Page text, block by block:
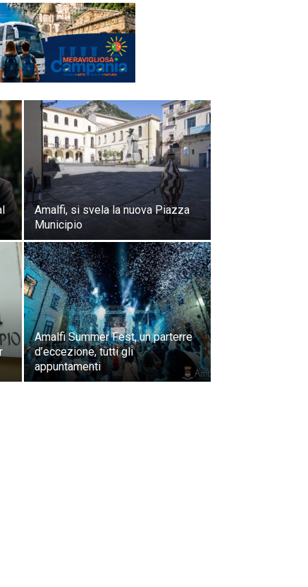
Amalfi, si svela la nuova Piazza
Municipio
Amalfi Summer Fest, un parterre
d’eccezione, tutti gli
appuntamenti